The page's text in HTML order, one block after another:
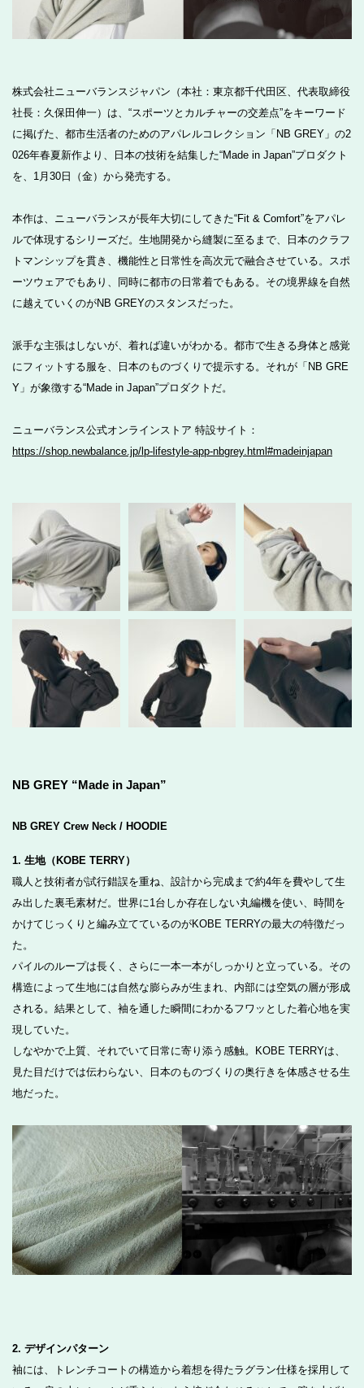
株式会社ニューバランスジャパン（本社：東京都千代田区、代表取締役
社長：久保田伸一）は、“スポーツとカルチャーの交差点”をキーワード
に掲げた、都市生活者のためのアパレルコレクション「NB GREY」の2
026年春夏新作より、日本の技術を結集した“Made in Japan”プロダクト
を、1月30日（金）から発売する。
本作は、ニューバランスが長年大切にしてきた“Fit & Comfort”をアパレ
ルで体現するシリーズだ。生地開発から縫製に至るまで、日本のクラフ
トマンシップを貫き、機能性と日常性を高次元で融合させている。スポ
ーツウェアでもあり、同時に都市の日常着でもある。その境界線を自然
に越えていくのがNB GREYのスタンスだった。
派手な主張はしないが、着れば違いがわかる。都市で生きる身体と感覚
にフィットする服を、日本のものづくりで提示する。それが「NB GRE
Y」が象徴する“Made in Japan”プロダクトだ。
ニューバランス公式オンラインストア 特設サイト：
https://shop.newbalance.jp/lp-lifestyle-app-nbgrey.html#madeinjapan
NB GREY “Made in Japan”
NB GREY Crew Neck / HOODIE
1. 生地（KOBE TERRY）
職人と技術者が試行錯誤を重ね、設計から完成まで約4年を費やして生
み出した裏毛素材だ。世界に1台しか存在しない丸編機を使い、時間を
かけてじっくりと編み立てているのがKOBE TERRYの最大の特徴だっ
た。
パイルのループは長く、さらに一本一本がしっかりと立っている。その
構造によって生地には自然な膨らみが生まれ、内部には空気の層が形成
される。結果として、袖を通した瞬間にわかるフワッとした着心地を実
現していた。
しなやかで上質、それでいて日常に寄り添う感触。KOBE TERRYは、
見た目だけでは伝わらない、日本のものづくりの奥行きを体感させる生
地だった。
2. デザインパターン
袖には、トレンチコートの構造から着想を得たラグラン仕様を採用して